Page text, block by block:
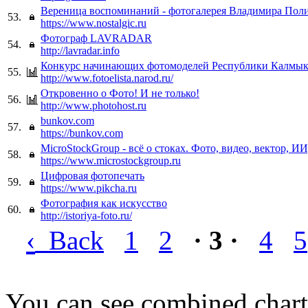
53.
Вереница воспоминаний - фотогалерея Владимира
https://www.nostalgic.ru
54.
Фотограф LAVRADAR
http://lavradar.info
55.
Конкурс начинающих фотомоделей Республики
http://www.fotoelista.narod.ru/
56.
Откровенно о Фото! И не только!
http://www.photohost.ru
57.
bunkov.com
https://bunkov.com
58.
MicroStockGroup - всё о стоках. Фото, видео, вектор,
https://www.microstockgroup.ru
59.
Цифровая фотопечать
https://www.pikcha.ru
60.
Фотография как искусство
http://istoriya-foto.ru/
‹ Back 1 2 · 3 · 4 5